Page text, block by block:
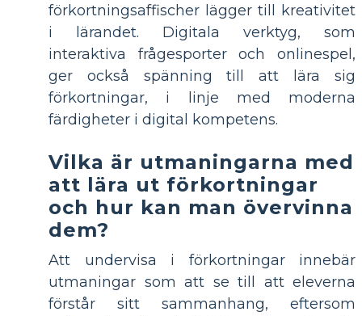
förkortningsaffischer lägger till kreativitet
i lärandet. Digitala verktyg, som
interaktiva frågesporter och onlinespel,
ger också spänning till att lära sig
förkortningar, i linje med moderna
färdigheter i digital kompetens.
Vilka är utmaningarna med
att lära ut förkortningar
och hur kan man övervinna
dem?
Att undervisa i förkortningar innebär
utmaningar som att se till att eleverna
förstår sitt sammanhang, eftersom